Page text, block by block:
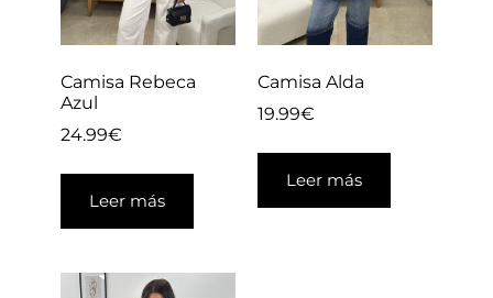
Camisa Rebeca
Azul
24.99€
Leer más
Camisa Alda
19.99€
Leer más